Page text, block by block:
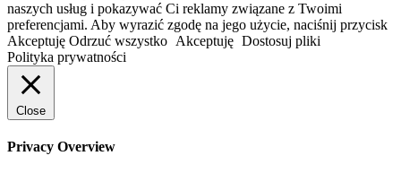
naszych usług i pokazywać Ci reklamy związane z Twoimi
preferencjami. Aby wyrazić zgodę na jego użycie, naciśnij przycisk
Akceptuję Odrzuć wszystko Akceptuję Dostosuj pliki
Polityka prywatności
Close
Privacy Overview